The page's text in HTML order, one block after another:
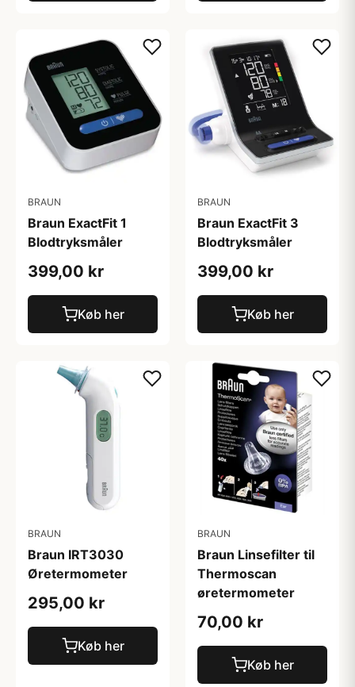
BRAUN
Braun ExactFit 1
Blodtryksmåler
399,00 kr
Køb her
BRAUN
Braun ExactFit 3
Blodtryksmåler
399,00 kr
Køb her
BRAUN
Braun IRT3030
Øretermometer
295,00 kr
Køb her
BRAUN
Braun Linsefilter til
Thermoscan
øretermometer
70,00 kr
Køb her